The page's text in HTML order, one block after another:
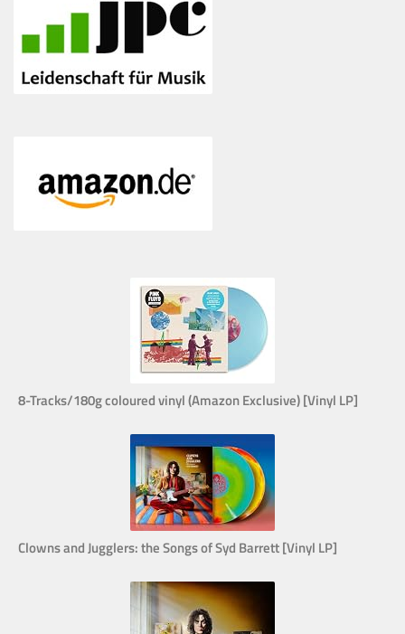
8-Tracks/180g coloured vinyl (Amazon Exclusive) [Vinyl LP]
Clowns and Jugglers: the Songs of Syd Barrett [Vinyl LP]